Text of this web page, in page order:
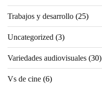
Trabajos y desarrollo (25)
Uncategorized (3)
Variedades audiovisuales (30)
Vs de cine (6)